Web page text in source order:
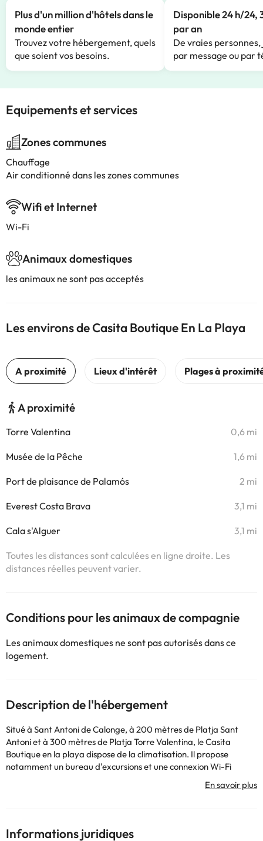
Plus d'un million d'hôtels dans le
monde entier
Trouvez votre hébergement, quels
que soient vos besoins.
Disponible 24 h/24,
par an
De vraies
par message ou par
Equipements et services
Zones communes
Chauffage
Air conditionné dans les zones communes
Wifi et Internet
Wi-Fi
Animaux domestiques
les animaux ne sont pas acceptés
Les environs de Casita Boutique En La Playa
A proximité
Torre Valentina 0,6 mi
Musée de la Pêche 1,6 mi
Port de plaisance de Palamós 2 mi
Everest Costa Brava 3,1 mi
Cala s'Alguer 3,1 mi
Toutes les distances sont calculées en ligne droite. Les
distances réelles peuvent varier.
Conditions pour les animaux de compagnie
Les animaux domestiques ne sont pas autorisés dans ce
logement.
Description de l'hébergement
Situé à Sant Antoni de Calonge, à 200 mètres de Platja Sant
Antoni et à 300 mètres de Platja Torre Valentina, le Casita
Boutique en la playa dispose de la climatisation. Il propose
notamment un bureau d'excursions et une connexion Wi-Fi
gratuite dans l'ensemble de ses locaux. Cet établissement non-
fumeurs se trouve à 1,6 km de la plage Cala Roques Planes. Cet
coin repas, une cuisine entièrement équipée et une terrasse
Informations juridiques